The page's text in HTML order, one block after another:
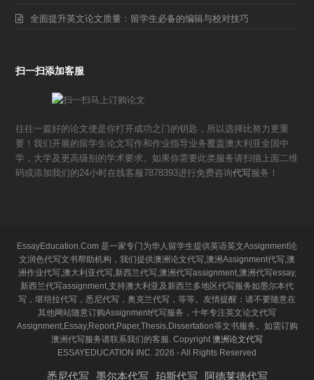
全面提升英文论文质量：留学生必备的编辑与校对技巧
扫一扫添加客服
往往一篇好的论文便是你打开成功之门的钥匙，所以选择比努力更重
要！我们开展的留学生论文写作和作业指导业务覆盖澳大利亚全国中
学，大学及更高级别的学术要求。如果你需要此类服务请扫描上面二维
码或添加我们的24小时在线客服7878393进行免费咨询代写服务！
EssayEducation.Com 是一家专门为华人留学生提供英语英文Assignment论
文润色代写文书帮助机构，我们提供澳洲论文代写,澳洲Assignment代写,澳
洲作业代写,澳大利亚代写,新西兰代写,澳洲代写assignment,澳洲代写essay,
新西兰代写assignment,支持澳大利亚及新西兰多地区代写服务如墨尔本代
写，堪培拉代写，悉尼代写，奥克兰代写，等等。友情提醒：请不要随意在
其他网站随意订购Assignment代写服务，十年专注英文论文代写
Assignment,Essay,Report,Paper,Thesis,Dissertation等文书服务。如需订购
澳洲代写服务请联系我们的客服. Copyright 澳洲论文代写
ESSAYEDUCATION INC. 2026 - All Rights Reserved
悉尼代写 墨尔本代写 珀斯代写 阿德莱德代写